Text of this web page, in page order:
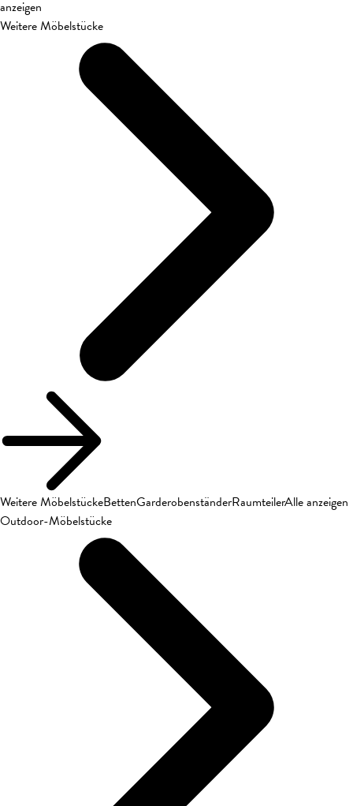
anzeigen
Weitere Möbelstücke
Weitere MöbelstückeBettenGarderobenständerRaumteilerAlle anzeigen
Outdoor-Möbelstücke